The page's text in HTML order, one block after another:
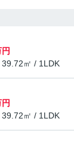
39.72㎡ / 1LDK
39.72㎡ / 1LDK